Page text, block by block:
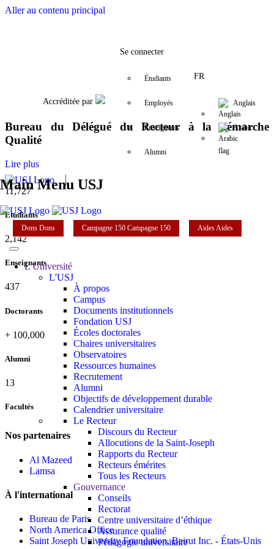
Aller au contenu principal
FacebookTwitter
Accréditée par
Se connecter
Étudiants
Employés
Enseignants
Alumni
FR
Anglais
Arabic
Main Menu USJ
Dons Dons Campagne 150 Campagne 150 AidesAides
L'Université
L'USJ
À propos
Campus
Documents institutionnels
Fondation USJ
Écoles doctorales
Chaires universitaires
Observatoires
Ressources humaines
Recrutement
Alumni
Objectifs de développement durable
Calendrier universitaire
Le Recteur
Discours du Recteur
Allocutions de la Saint-Joseph
Rapports du Recteur
Recteurs émérites
Tous les Recteurs
Gouvernance
Conseils
Rectorat
Centre universitaire d’éthique
Assurance qualité
Pédagogie universitaire
Bureau du Délégué du Recteur à la démarche
Qualité
Lire plus
11,727
Étudiants
2,142
Enseignants
437
Doctorants
+ 100,000
Alumni
13
Facultés
Nos partenaires
Al Mazeed
Lamsa
À l'international
Bureau de Paris
North America Office
Saint Joseph University Foundation, Beirut Inc. - États-Unis